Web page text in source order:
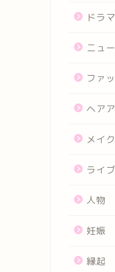
ドラマ
ニュ
ファ
ヘア
メイク
ライブ
人物
妊娠
縁起